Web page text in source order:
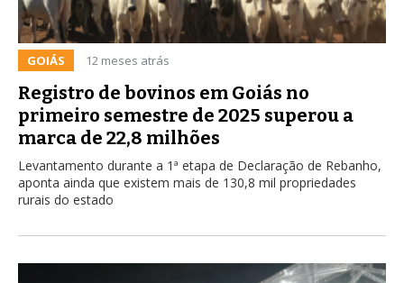
GOIÁS 12 meses atrás
Registro de bovinos em Goiás no
primeiro semestre de 2025 superou a
marca de 22,8 milhões
Levantamento durante a 1ª etapa de Declaração de Rebanho,
aponta ainda que existem mais de 130,8 mil propriedades
rurais do estado